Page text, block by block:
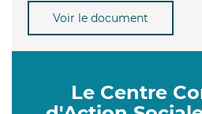
Voir le document
Le Centre